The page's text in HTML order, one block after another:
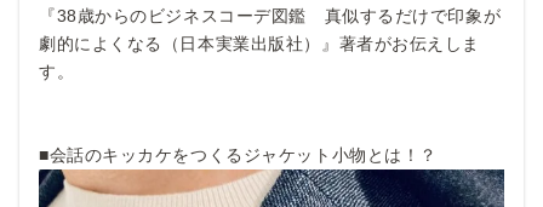
『38歳からのビジネスコーデ図鑑 真似するだけで印象が
劇的によくなる（日本実業出版社）』著者がお伝えしま
す。
■会話のキッカケをつくるジャケット小物とは！？